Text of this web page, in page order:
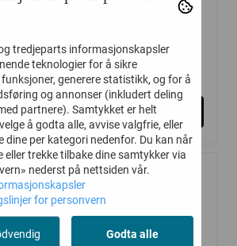
329,-
Kjøp
tredjeparts informasjonskapsler
teknologier for å sikre
generere statistikk, og for å
og annonser (inkludert deling
partnere). Samtykket er helt
å godta alle, avvise valgfrie, eller
dine per kategori nedenfor. Du kan når
eller trekke tilbake dine samtykker via
nederst på nettsiden vår.
for personvern
Godta alle